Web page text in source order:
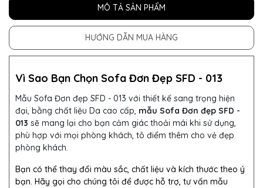
MÔ TẢ SẢN PHẨM
HƯỚNG DẪN MUA HÀNG
Vì Sao Bạn Chọn Sofa Đơn Đẹp SFD - 013
Mẫu Sofa Đơn đẹp SFD - 013 với thiết kế sang trọng hiện
đại, bằng chất liệu Da cao cấp, mẫu Sofa Đơn đẹp SFD -
013 sẽ mang lại cho bạn cảm giác thoải mái khi sử dụng,
phù hợp với mọi phòng khách, tô điểm thêm cho vẻ đẹp
phòng khách.
Bạn có thể thay đổi màu sắc, chất liệu và kích thước theo ý
bạn. Hãy gọi cho chúng tôi để được hỗ trợ, tư vấn mẫu